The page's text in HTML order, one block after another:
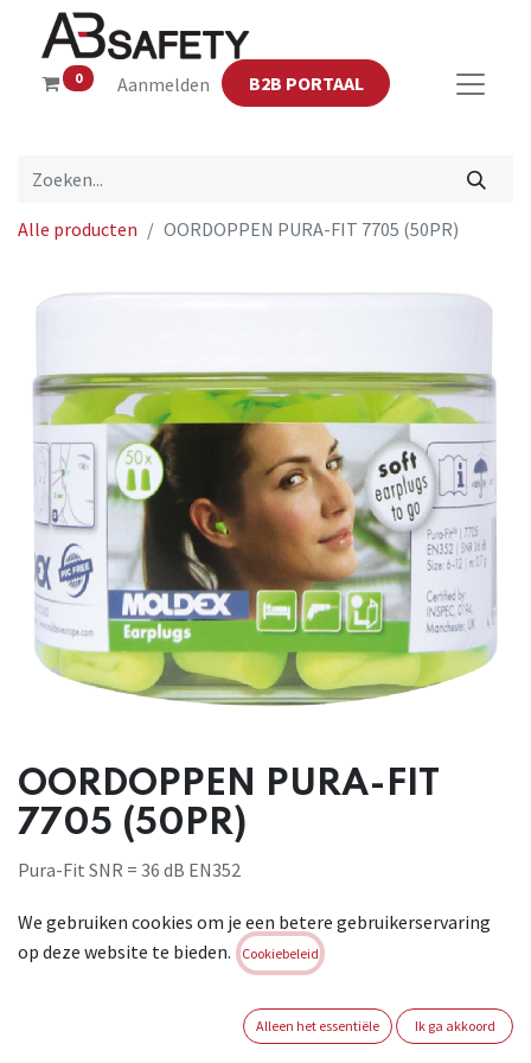
0 Aanmelden B2B PORTAAL
Alle producten OORDOPPEN PURA-FIT 7705 (50PR)
OORDOPPEN PURA-FIT
7705 (50PR)
Pura-Fit SNR = 36 dB EN352
diameter en extra
lengte van het oordopje zorgen voor vergroting van de
Alle producten en verpakkingen van Moldex zijn 100% PVC-
We gebruiken cookies om je een betere gebruikerservaring
op deze website te bieden.
Cookiebeleid
Alleen het essentiële Ik ga akkoord